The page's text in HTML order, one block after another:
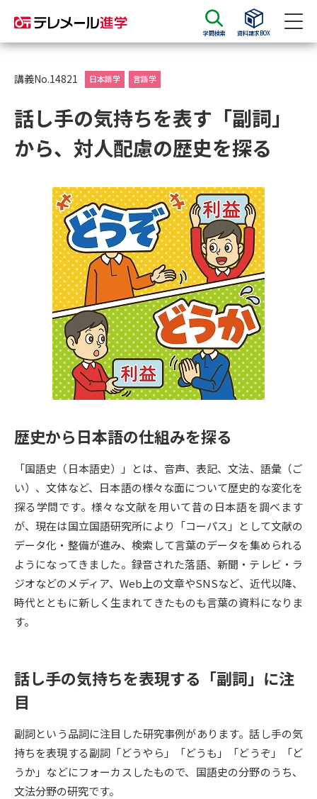
学問検索 資料請求BOX
資料請求
大学・短大の資料種類から請求
総合型選抜・学校推薦型選抜 募
集要項＆願書
大学入学共通テスト利用選抜の
募集要項＆願書
過去問題集
大学・短大以外の資料から請求
専門学校の資料請求 大学院の資料請求
留学・進学関連、塾・予備校
大学入学共通テスト「受験案
内」の請求
大学入学共通テスト「受験上の
配慮案内」の請求
高等学校卒業程度認定試験
幼稚園教員資格認定試験 小学校教員資格認定試験
高等学校（情報）教員資格認定
試験
大学研究 大学検索
大学で学べる内容や特徴を調べる
新増設大学・学部・学科特集
デジタルパンフレット
新学年スタート号特集ページ
（高3生用）
新学年スタート号特集ページ
（高2生用）
SELFBRAND特集ページ
講義No.14821 日本語学 言語学
話し手の気持ちを表す「副詞」
から、対人配慮の歴史を探る
歴史から日本語の仕組みを探る
「国語史（日本語史）」とは、音声、表記、文法、語彙（ご
い）、文体など、日本語の様々な面について歴史的な変化を
探る学問です。様々な文献を用いて昔の日本語を調べます
が、現在は国立国語研究所により「コーパス」として文献の
データ化・整備が進み、検索して言葉のデータを集められる
ようになってきました。録音された落語、新聞・テレビ・ラ
ジオなどのメディア、Web上の文章やSNSなど、近代以降、
時代とともに新しく生まれてきたものも言葉の資料になりま
す。
話し手の気持ちを表現する「副詞」に注
目
副詞という品詞に注目した研究事例があります。話し手の気
持ちを表現する副詞「どうやら」「どうも」「どうぞ」「ど
うか」などにフォーカスしたもので、国語史の分野のうち、
文法分野の研究です。